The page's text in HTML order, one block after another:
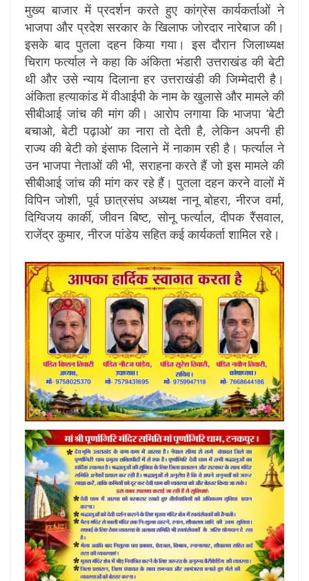
मुख्य बाजार में प्रदर्शन करते हुए कांग्रेस कार्यकर्ताओं ने
भाजपा और प्रदेश सरकार के खिलाफ जोरदार नारेबाज की।
इसके बाद पुतला दहन किया गया। इस दौरान जिलाध्यक्ष
चिराग फर्त्याल ने कहा कि अंकिता भंडारी उत्तराखंड की बेटी
थी और उसे न्याय दिलाना हर उत्तराखंडी की जिम्मेदारी है।
अंकिता हत्याकांड में वीआईपी के नाम के खुलासे और मामले की
सीबीआई जांच की मांग की। आरोप लगाया कि भाजपा ‘बेटी
बचाओ, बेटी पढ़ाओ’ का नारा तो देती है, लेकिन अपनी ही
राज्य की बेटी को इंसाफ दिलाने में नाकाम रही है। फर्त्याल ने
उन भाजपा नेताओं की भी, सराहना करते हैं जो इस मामले की
सीबीआई जांच की मांग कर रहे हैं। पुतला दहन करने वालों में
विपिन जोशी, पूर्व छात्रसंघ अध्यक्ष नानू बोहरा, नीरज वर्मा,
दिग्विजय कार्की, जीवन बिष्ट, सोनू फर्त्याल, दीपक रैंसवाल,
राजेंद्र कुमार, नीरज पांडेय सहित कई कार्यकर्ता शामिल रहे।